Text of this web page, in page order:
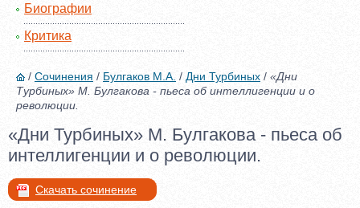
Биографии
Критика
/ Сочинения / Булгаков М.А. / Дни Турбиных / «Дни
Турбиных» М. Булгакова - пьеса об интеллигенции и о
революции.
«Дни Турбиных» М. Булгакова - пьеса об
интеллигенции и о революции.
Скачать сочинение